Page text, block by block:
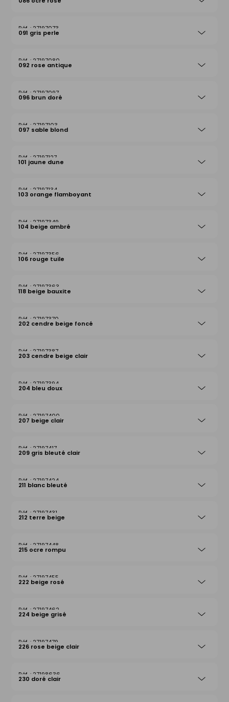
27197073
091 gris perle
27197080
092 rose antique
27197097
096 brun doré
27197103
097 sable blond
27197127
101 jaune dune
27197134
103 orange flamboyant
27197349
104 beige ambré
27197356
106 rouge tuile
27197363
118 beige bauxite
27197370
202 cendre beige foncé
27197387
203 cendre beige clair
27197394
204 bleu doux
27197400
207 beige clair
27197417
209 gris bleuté clair
27197424
211 blanc bleuté
27197431
212 terre beige
27197448
215 ocre rompu
27197455
222 beige rosé
27197462
224 beige grisé
27197479
226 rose beige clair
27198636
230 doré clair